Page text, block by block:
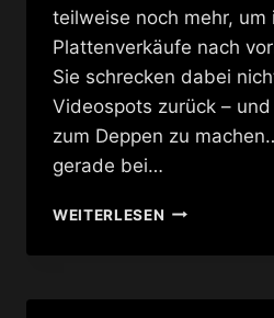
teilweise noch mehr, um
Plattenverkäufe nach
Sie schrecken dabei
Videospots zurück –
zum Deppen zu
gerade bei…
WEITERLESENJOE
IST
BEYONCE